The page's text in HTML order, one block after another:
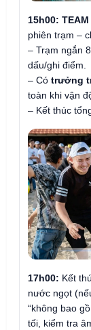
15h00: TEAM
phiên trạm –
– Trạm ngắn
dấu/ghi điểm.
– Có trưởng
toàn khi vận
– Kết thúc
17h00: Kết
nước ngọt
“không bao
tối, kiểm tra